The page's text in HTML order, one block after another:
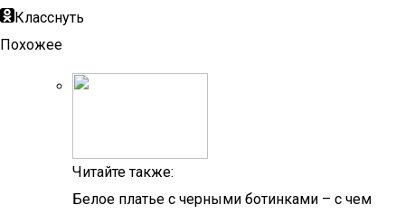
Класснуть
Похожее
Читайте также:
Белое платье с черными ботинками – с чем